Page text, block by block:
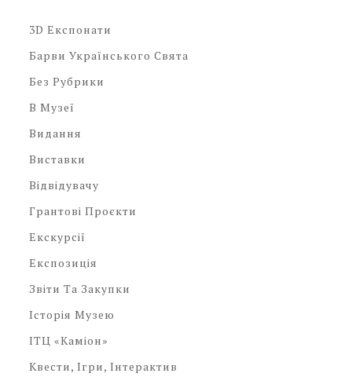
3D Експонати
Барви Українського Свята
Без Рубрики
В Музеї
Видання
Виставки
Відвідувачу
Грантові Проєкти
Екскурсії
Експозиція
Звіти Та Закупки
Історія Музею
ІТЦ «Каміон»
Квести, Ігри, Інтерактив